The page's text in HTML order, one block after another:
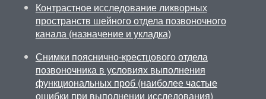
Контрастное исследование ликворных
пространств шейного отдела позвоночного
канала (назначение и укладка)
Снимки пояснично-крестцового отдела
позвоночника в условиях выполнения
функциональных проб (наиболее частые
ошибки при выполнении исследования)